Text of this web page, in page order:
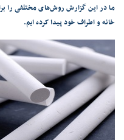
ما در این گزارش روش‌های مختلفی را
خانه و اطراف خود پیدا کرده ایم.